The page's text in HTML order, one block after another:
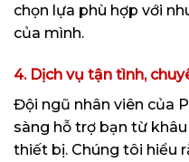
chọn lựa phù hợp với
của mình.
4. Dịch vụ tận tình,
Đội ngũ nhân viên của
sàng hỗ trợ bạn từ
thiết bị. Chúng tôi hiểu